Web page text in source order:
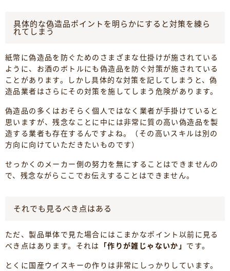
具体的な偽造品ポイントを明らかにすると対策を練ら
れてしまう
紙幣に偽造品を防ぐためのさまざまな仕掛けが施されている
ように、お酒のボトルにも偽造品を防ぐ対策が施されている
ことがあります。しかし具体的な対策を記してしまうと、偽
造品業者はさらにその対策を施してしまう危険があります。
偽造品の多くはおそらく個人ではなく業者が手掛けていると
思いますが、残念なことに中には非常に質の高い偽造品を製
造する業者も存在するんですよね。（その高いスキルは別の
方向に向けていただきたいものです）
せっかくのメーカー側の努力を無にすることはできませんの
で、残念ながらここでお伝えすることはできません。
それでも見るべき点はある
ただ、製品単体で見た場合にはこまかなポイント以前に見る
べき点はあります。それは 「作りが雑じゃないか」 です。
とくに国産ウイスキーの作りは非常にしっかりしています。